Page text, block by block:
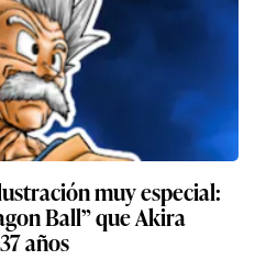
muy especial:
Ball” que Akira
años